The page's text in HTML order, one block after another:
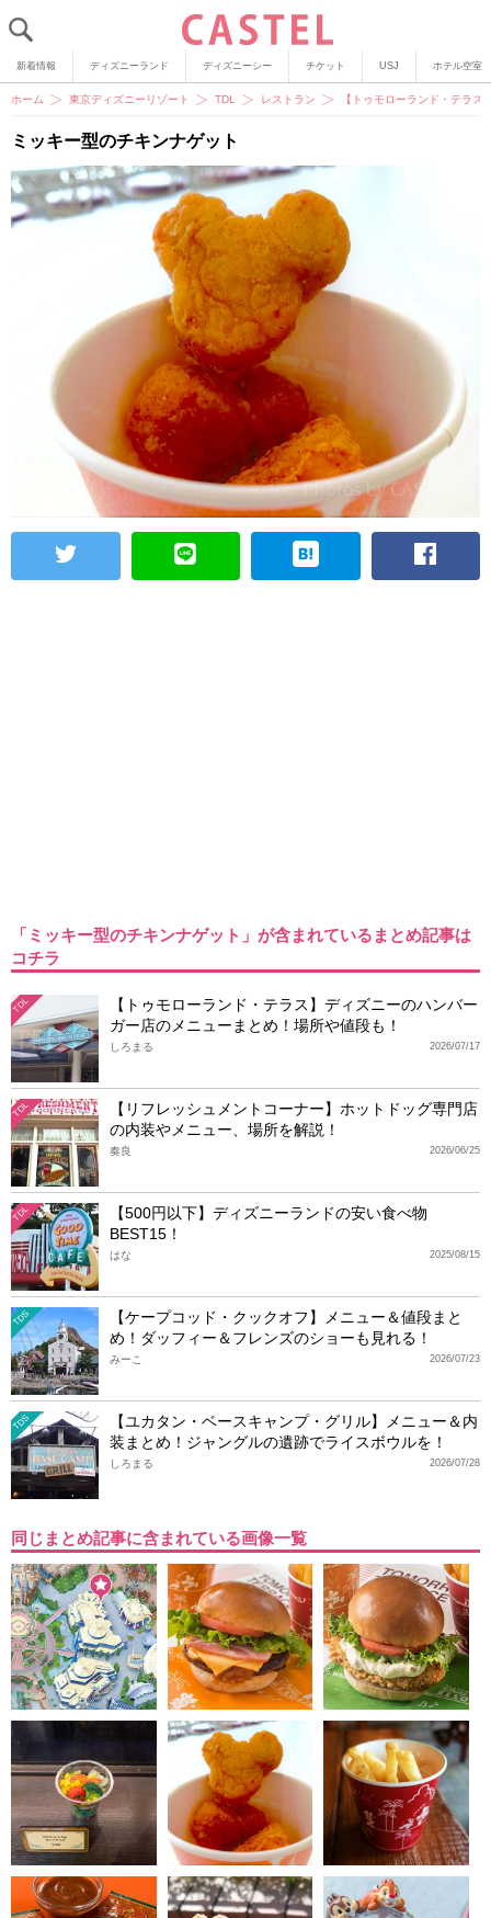
新着情報 ディズニーランド ディズニーシー チケット USJ ホテル空室
ホーム 東京ディズニーリゾート TDL レストラン 【トゥモローランド・テラ
ミッキー型のチキンナゲット
「ミッキー型のチキンナゲット」が含まれているまとめ記事は
コチラ
TDL
【トゥモローランド・テラス】ディズニーのハンバー
ガー店のメニューまとめ！場所や値段も！
2026/07/17
しろまる
TDL
【リフレッシュメントコーナー】ホットドッグ専門店
の内装やメニュー、場所を解説！
2026/06/25
奏良
TDL
【500円以下】ディズニーランドの安い食べ物
BEST15！
2025/08/15
はな
TDS
【ケープコッド・クックオフ】メニュー＆値段まと
め！ダッフィー＆フレンズのショーも見れる！
2026/07/23
みーこ
TDS
【ユカタン・ベースキャンプ・グリル】メニュー＆内
装まとめ！ジャングルの遺跡でライスボウルを！
2026/07/28
しろまる
同じまとめ記事に含まれている画像一覧